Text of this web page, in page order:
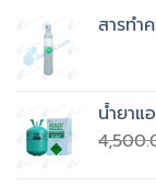
สารทำ
น้ำยาแ